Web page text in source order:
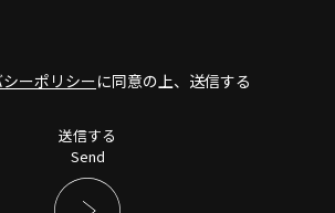
ーポリシーに同意の上、送信する
送信する
Send